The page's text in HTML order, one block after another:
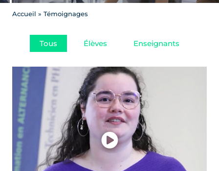
Accueil » Témoignages
Tous Élèves Enseignants